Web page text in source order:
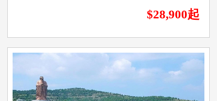
$28,900起